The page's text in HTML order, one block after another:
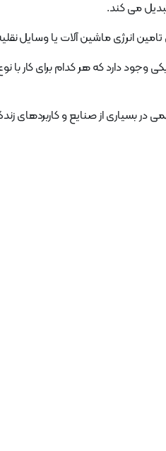
می کند.
انرژی ماشین آلات یا وسایل
وجود دارد که هر کدام برای کار با
در بسیاری از صنایع و کاربردهای